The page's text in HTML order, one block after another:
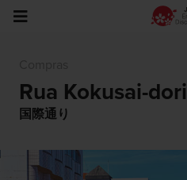
Rua Kokusai-dori
国際通り